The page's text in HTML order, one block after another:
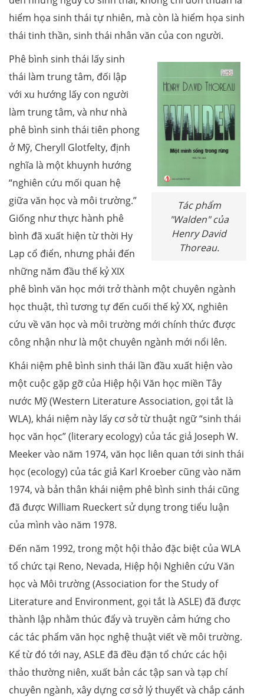
hiểm họa sinh thái tự nhiên, mà còn là hiểm họa sinh
thái tinh thần, sinh thái nhân văn của con người.
Tác phẩm
"Walden" của
Henry David
Thoreau.
Phê bình sinh thái lấy sinh
thái làm trung tâm, đối lập
với xu hướng lấy con người
làm trung tâm, và như nhà
phê bình sinh thái tiên phong
ở Mỹ, Cheryll Glotfelty, định
nghĩa là một khuynh hướng
“nghiên cứu mối quan hệ
giữa văn học và môi trường.”
Giống như thực hành phê
bình đã xuất hiện từ thời Hy
Lạp cổ điển, nhưng phải đến
những năm đầu thế kỷ XIX
phê bình văn học mới trở thành một chuyên ngành
học thuật, thì tương tự đến cuối thế kỷ XX, nghiên
cứu về văn học và môi trường mới chính thức được
công nhận như là một chuyên ngành mới nổi lên.
Khái niệm phê bình sinh thái lần đầu xuất hiện vào
một cuộc gặp gỡ của Hiệp hội Văn học miền Tây
nước Mỹ (Western Literature Association, gọi tắt là
WLA), khái niệm này lấy cơ sở từ thuật ngữ “sinh thái
học văn học” (literary ecology) của tác giả Joseph W.
Meeker vào năm 1974, văn học liên quan tới sinh thái
học (ecology) của tác giả Karl Kroeber cũng vào năm
1974, và bản thân khái niệm phê bình sinh thái cũng
đã được William Rueckert sử dụng trong tiểu luận
của mình vào năm 1978.
Đến năm 1992, trong một hội thảo đặc biệt của WLA
tổ chức tại Reno, Nevada, Hiệp hội Nghiên cứu Văn
học và Môi trường (Association for the Study of
Literature and Environment, gọi tắt là ASLE) đã được
thành lập nhằm thúc đẩy và truyền cảm hứng cho
các tác phẩm văn học nghệ thuật viết về môi trường.
Kể từ đó tới nay, ASLE đã đều đặn tổ chức các hội
thảo thường niên, xuất bản các tập san và tạp chí
chuyên ngành, xây dựng cơ sở lý thuyết và chắp cánh